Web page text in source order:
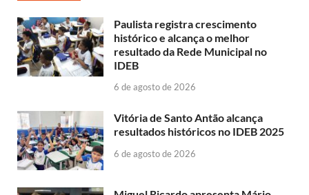
Paulista registra crescimento
histórico e alcança o melhor
resultado da Rede Municipal no
IDEB
6 de agosto de 2026
Vitória de Santo Antão alcança
resultados históricos no IDEB 2025
6 de agosto de 2026